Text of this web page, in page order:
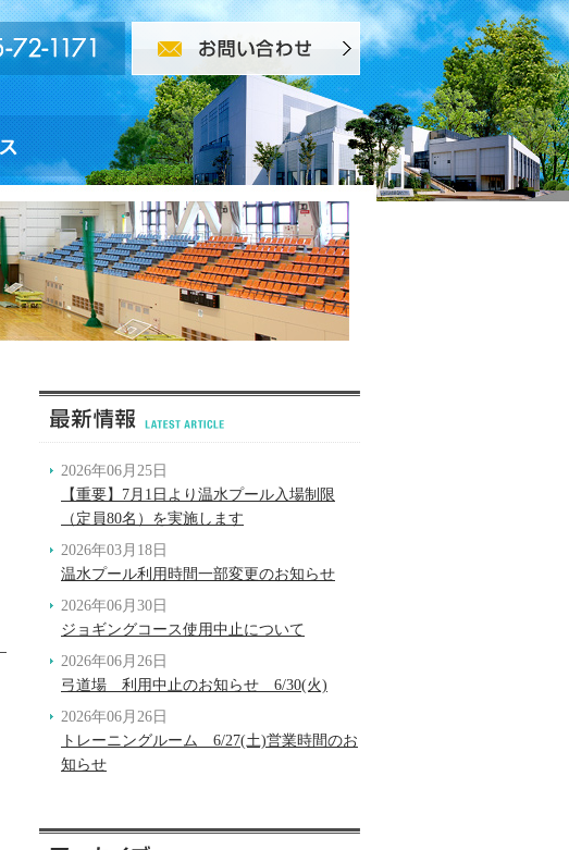
2026年06月25日
【重要】7月1日より温水プール入場制限
（定員80名）を実施します
2026年03月18日
温水プール利用時間一部変更のお知らせ
2026年06月30日
ジョギングコース使用中止について
2026年06月26日
弓道場 利用中止のお知らせ 6/30(火)
2026年06月26日
トレーニングルーム 6/27(土)営業時間のお
知らせ